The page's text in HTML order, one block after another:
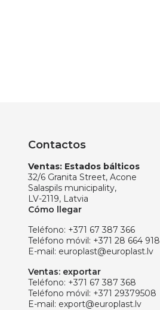
Contactos
Ventas: Estados bálticos
32/6 Granita Street, Acone
Salaspils municipality,
LV-2119, Latvia
Cómo llegar
Teléfono: +371 67 387 366
Teléfono móvil: +371 28 664 918
E-mail: europlast@europlast.lv
Ventas: exportar
Teléfono: +371 67 387 368
Teléfono móvil: +371 29379508
E-mail: export@europlast.lv